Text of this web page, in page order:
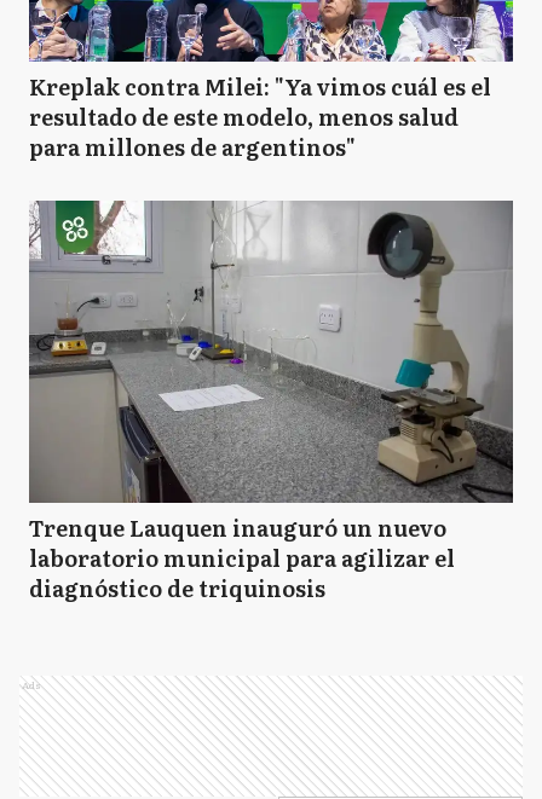
SF San Fernando
SM San Miguel
S Suipacha
T Tigre
VL Vicente López
A Arrecifes
Kreplak contra Milei: "Ya vimos cuál es el
resultado de este modelo, menos salud
para millones de argentinos"
Trenque Lauquen inauguró un nuevo
laboratorio municipal para agilizar el
diagnóstico de triquinosis
Ads